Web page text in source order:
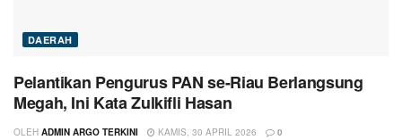
DAERAH
Pelantikan Pengurus PAN se-Riau Berlangsung
Megah, Ini Kata Zulkifli Hasan
OLEH ADMIN ARGO TERKINI KAMIS, 30 APRIL 2026 0